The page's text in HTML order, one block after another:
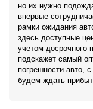
но их нужно
впервые
рамки ожидания
здесь доступные
учетом досрочного
подскажет самый
погрешности авто,
будем ждать